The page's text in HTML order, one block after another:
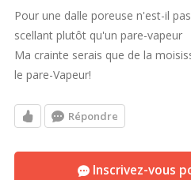
Pour une dalle poreuse n'est-il
scellant plutôt qu'un pare-vapeur
Ma crainte serais que de la
le pare-Vapeur!
Répondre
Inscrivez-vous